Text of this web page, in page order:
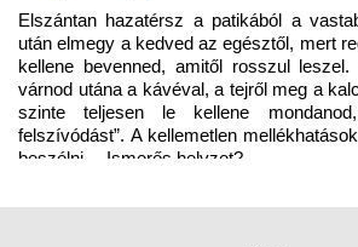
Elszántan hazatérsz a patikából a
után elmegy a kedved az egésztől, mert
kellene bevenned, amitől rosszul
várnod utána a kávéval, a tejről meg a
szinte teljesen le kellene
felszívódást”. A kellemetlen
beszélni… Ismerős helyzet?